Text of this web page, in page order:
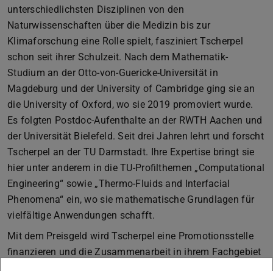
unterschiedlichsten Disziplinen von den
Naturwissenschaften über die Medizin bis zur
Klimaforschung eine Rolle spielt, fasziniert Tscherpel
schon seit ihrer Schulzeit. Nach dem Mathematik-
Studium an der Otto-von-Guericke-Universität in
Magdeburg und der University of Cambridge ging sie an
die University of Oxford, wo sie 2019 promoviert wurde.
Es folgten Postdoc-Aufenthalte an der RWTH Aachen und
der Universität Bielefeld. Seit drei Jahren lehrt und forscht
Tscherpel an der TU Darmstadt. Ihre Expertise bringt sie
hier unter anderem in die TU-Profilthemen „Computational
Engineering“ sowie „Thermo-Fluids and Interfacial
Phenomena“ ein, wo sie mathematische Grundlagen für
vielfältige Anwendungen schafft.
Mit dem Preisgeld wird Tscherpel eine Promotionsstelle
finanzieren und die Zusammenarbeit in ihrem Fachgebiet